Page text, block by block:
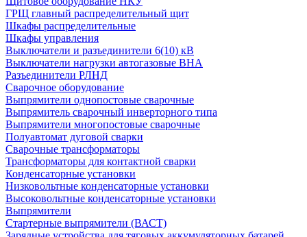
ГРЩ главный распределительный щит
Шкафы распределительные
Шкафы управления
Выключатели и разъединители 6(10) кВ
Выключатели нагрузки автогазовые ВНА
Разъединители РЛНД
Сварочное оборудование
Выпрямители однопостовые сварочные
Выпрямитель сварочный инверторного типа
Выпрямители многопостовые сварочные
Полуавтомат дуговой сварки
Сварочные трансформаторы
Трансформаторы для контактной сварки
Конденсаторные установки
Низковольтные конденсаторные установки
Высоковольтные конденсаторные установки
Выпрямители
Стартерные выпрямители (ВАСТ)